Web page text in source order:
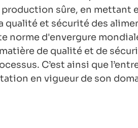
production sûre, en mettant
qualité et sécurité des
norme d'envergure
de qualité et de
C’est ainsi que
en vigueur de son